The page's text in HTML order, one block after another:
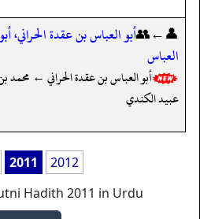
👤←👥أبو العباس بن عقدة الحراني، أبو
العباس
أبو العباس بن عقدة الحراني ← محمد
عبيد الكندي
2011
2012
Hadith 2011 in Urdu